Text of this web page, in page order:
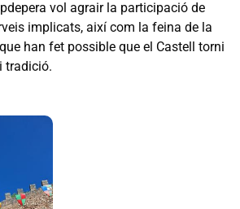
vol agrair la participació de
implicats, així com la feina de la
han fet possible que el Castell torni
tradició.